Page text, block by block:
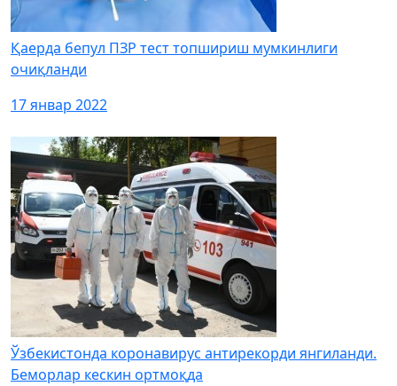
Қаерда бепул ПЗР тест топшириш мумкинлиги
очиқланди
17 январ 2022
Ўзбекистонда коронавирус антирекорди янгиланди.
Беморлар кескин ортмоқда